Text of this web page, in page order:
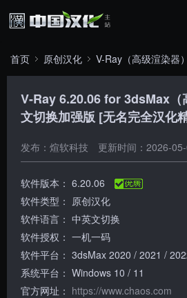
首页 原创汉化 V-Ray（高级渲染器）
V-Ray 6.20.06 for 3dsMax（
文切换加强版 [无名完全汉化
发布：煊软科技 更新时间：2026-
软件版本： 6.20.06
软件类型： 原创汉化
软件语言： 中英文切换
软件授权： 一机一码
软件平台： 3dsMax 2020 / 2021 /
系统平台： Windows 10 / 11
官方网址： https://www.chaos.com